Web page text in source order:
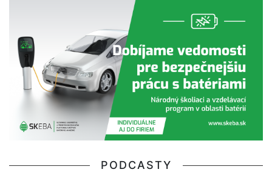
PODCASTY